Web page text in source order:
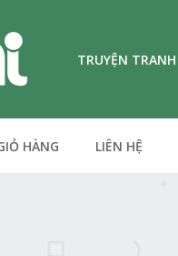
TRUYỆN TRANH
HÀNG LIÊN HỆ